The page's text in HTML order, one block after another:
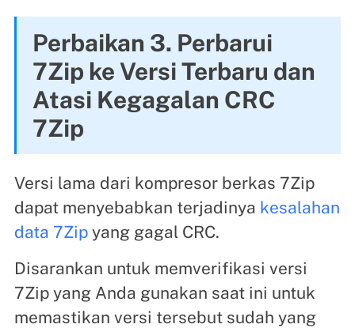
Perbaikan 3. Perbarui
7Zip ke Versi Terbaru dan
Atasi Kegagalan CRC
7Zip
Versi lama dari kompresor berkas 7Zip
dapat menyebabkan terjadinya kesalahan
data 7Zipyang gagal CRC.
Disarankan untuk memverifikasi versi
7Zip yang Anda gunakan saat ini untuk
memastikan versi tersebut sudah yang